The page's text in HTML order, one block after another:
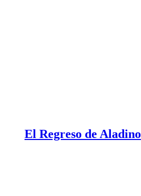
El Regreso de Aladino